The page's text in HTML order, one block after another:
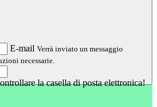
E-mail Verrà inviato un messaggio
necessarie.
la casella di posta elettronica!